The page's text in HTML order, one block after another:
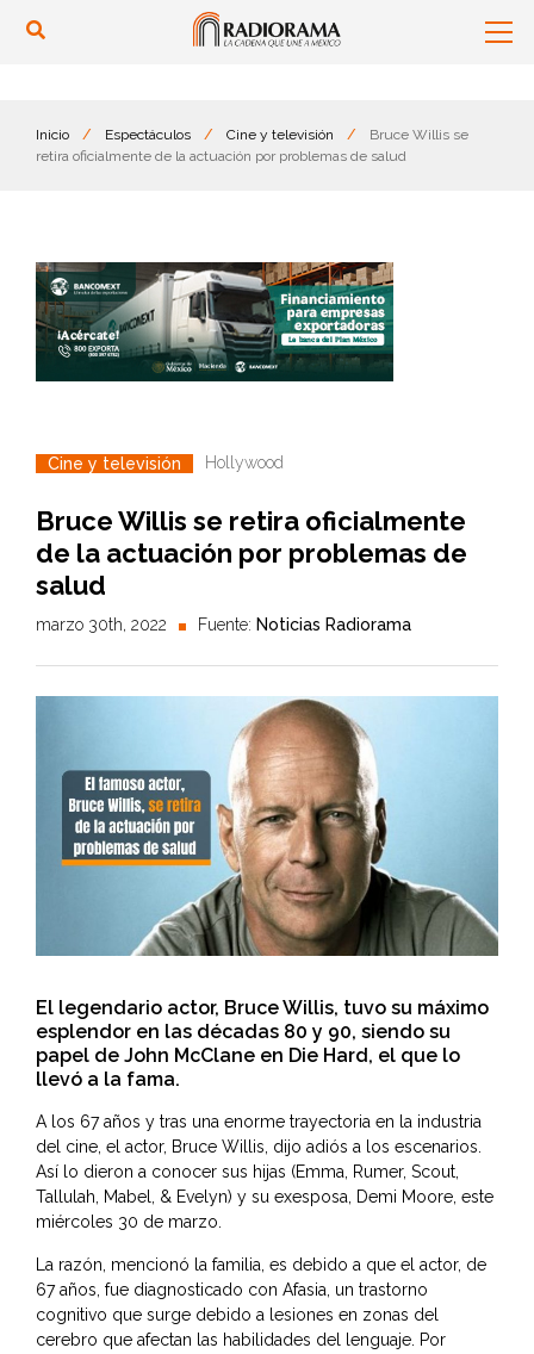
Inicio / Espectáculos / Cine y televisión /
Bruce Willis se
retira oficialmente de la actuación por problemas de salud
Cine y televisión Hollywood
Bruce Willis se retira oficialmente
de la actuación por problemas de
salud
marzo 30th, 2022 Fuente: Noticias Radiorama
El legendario actor, Bruce Willis, tuvo su máximo
esplendor en las décadas 80 y 90, siendo su
papel de John McClane en Die Hard, el que lo
llevó a la fama.
A los 67 años y tras una enorme trayectoria en la industria
del cine, el actor, Bruce Willis, dijo adiós a los escenarios.
Así lo dieron a conocer sus hijas (Emma, Rumer, Scout,
Tallulah, Mabel, & Evelyn) y su exesposa, Demi Moore, este
miércoles 30 de marzo.
La razón, mencionó la familia, es debido a que el actor, de
67 años, fue diagnosticado con Afasia, un trastorno
cognitivo que surge debido a lesiones en zonas del
cerebro que afectan las habilidades del lenguaje. Por